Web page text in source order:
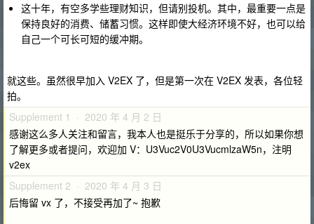
这十年，有空多学些理财知识，但请别投机。其中，最重要一点是
保持良好的消费、储蓄习惯。这样即使大经济环境不好，也可以给
自己一个可长可短的缓冲期。
就这些。虽然很早加入 V2EX 了，但是第一次在 V2EX 发表，各位轻
拍。
Supplement 1 · 2020 年 4 月 2 日
感谢这么多人关注和留言，我本人也是挺乐于分享的，所以如果你想
了解更多或者提问，欢迎加 V：U3Vuc2V0U3VucmlzaW5n，注明
v2ex
Supplement 2 · 2020 年 4 月 3 日
后悔留 vx 了，不接受再加了~ 抱歉